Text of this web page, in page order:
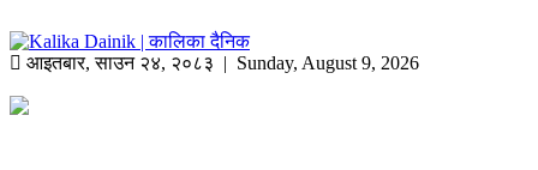
आइतबार,साउन २४, २०८३ | Sunday, August 9, 2026